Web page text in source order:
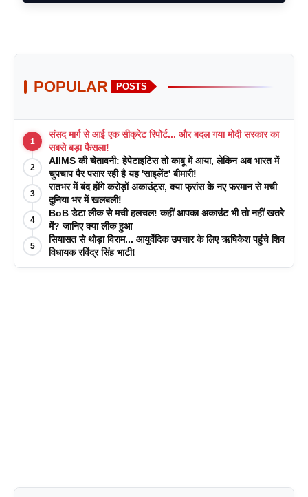
POPULAR POSTS
1
संसद मार्ग से आई एक सीक्रेट रिपोर्ट... और बदल गया मोदी सरकार का
सबसे बड़ा फैसला!
2
AIIMS की चेतावनी: हेपेटाइटिस तो काबू में आया, लेकिन अब भारत में
चुपचाप पैर पसार रही है यह 'साइलेंट' बीमारी!
3
रातभर में बंद होंगे करोड़ों अकाउंट्स, क्या फ्रांस के नए फरमान से मची
दुनिया भर में खलबली!
4
BoB डेटा लीक से मची हलचल! कहीं आपका अकाउंट भी तो नहीं खतरे
में? जानिए क्या लीक हुआ
5
सियासत से थोड़ा विराम... आयुर्वेदिक उपचार के लिए ऋषिकेश पहुंचे शिव
विधायक रविंद्र सिंह भाटी!